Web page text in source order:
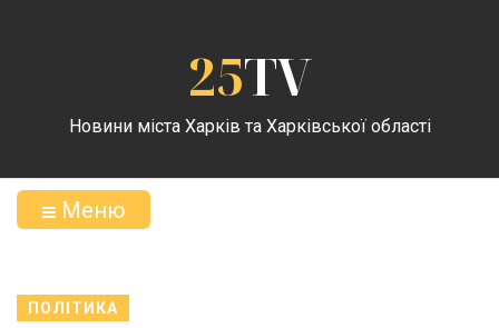
25TV
Новини міста Харків та Харківської області
Меню
ПОЛІТИКА